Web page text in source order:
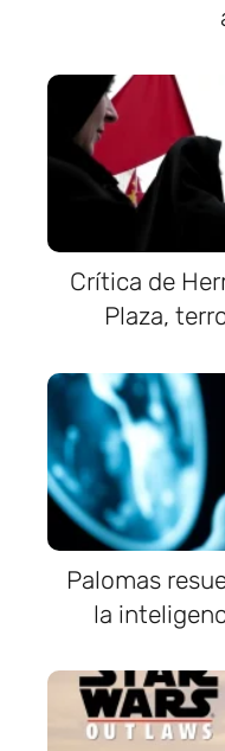
Crítica de
Plaza,
Palomas
la